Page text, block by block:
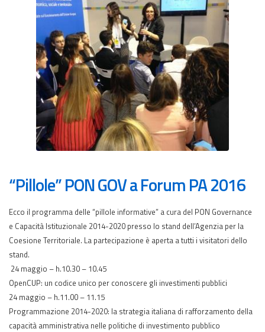
“Pillole” PON GOV a Forum PA 2016
Ecco il programma delle “pillole informative” a cura del PON Governance
e Capacità Istituzionale 2014-2020 presso lo stand dell’Agenzia per la
Coesione Territoriale. La partecipazione è aperta a tutti i visitatori dello
stand.
24 maggio – h.10.30 – 10.45
OpenCUP: un codice unico per conoscere gli investimenti pubblici
24 maggio – h.11.00 – 11.15
Programmazione 2014-2020: la strategia italiana di rafforzamento della
capacità amministrativa nelle politiche di investimento pubblico